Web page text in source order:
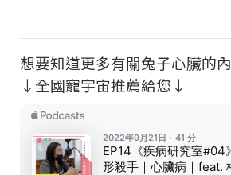
想要知道更多有關兔子心臟的
↓全國寵宇宙推薦給您↓